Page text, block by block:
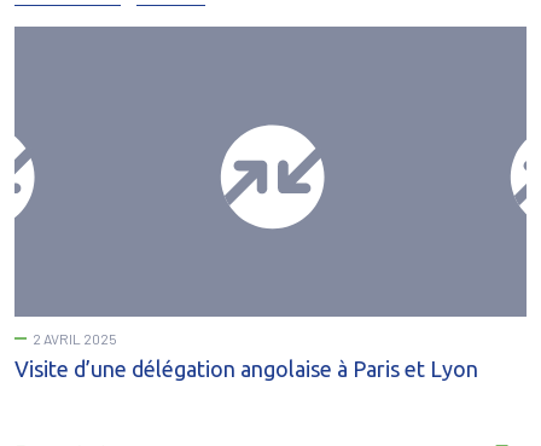
2 AVRIL 2025
Visite d’une délégation angolaise à Paris et Lyon